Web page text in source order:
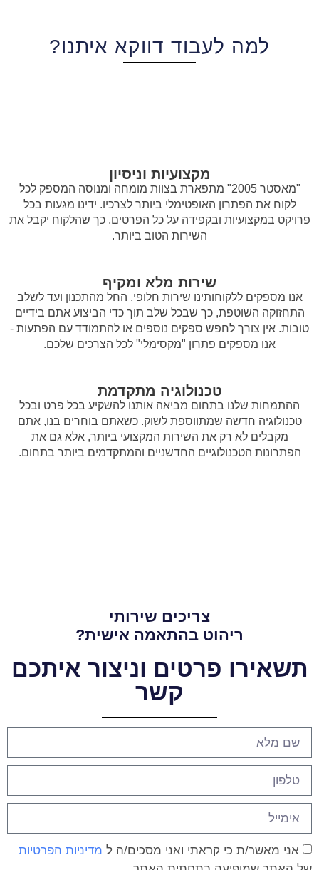
למה לעבוד דווקא איתנו?
מקצועיות וניסיון
"מאסטר 2005" מתפארת בצוות מומחה ומנוסה המספק לכל
לקוח את הפתרון האופטימלי ביותר לצרכיו. ידינו מגעות בכל
פרויקט במקצועיות ובקפידה על כל הפרטים, כך שהלקוח יקבל את
השירות הטוב ביותר.
שירות מלא ומקיף
אנו מספקים ללקוחותינו שירות חלופי, החל מהתכנון ועד לשלב
התחזוקה השוטפת, כך שבכל שלב תוך כדי הביצוע אתם בידיים
טובות. אין צורך לחפש ספקים נוספים או להתמודד עם הפתעות -
אנו מספקים פתרון "מקסימלי" לכל הצרכים שלכם.
טכנולוגיה מתקדמת
ההתמחות שלנו בתחום מביאה אותנו להשקיע בכל פרט ובכל
טכנולוגיה חדשה שמתווספת לשוק. כשאתם בוחרים בנו, אתם
מקבלים לא רק את השירות המקצועי ביותר, אלא גם את
הפתרונות הטכנולוגיים החדשניים והמתקדמים ביותר בתחום.
צריכים שירותי
ריהוט בהתאמה אישית?
תשאירו פרטים וניצור איתכם
קשר
אני מאשר/ת כי קראתי ואני מסכים/ה ל מדיניות הפרטיות